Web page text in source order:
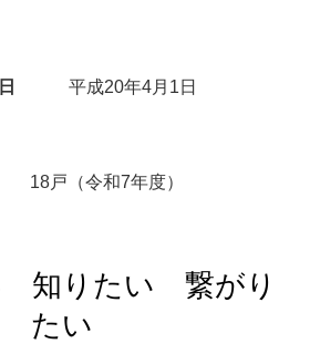
月日 平成20年4月1日
18戸（令和7年度）
知りたい 繋がり
たい